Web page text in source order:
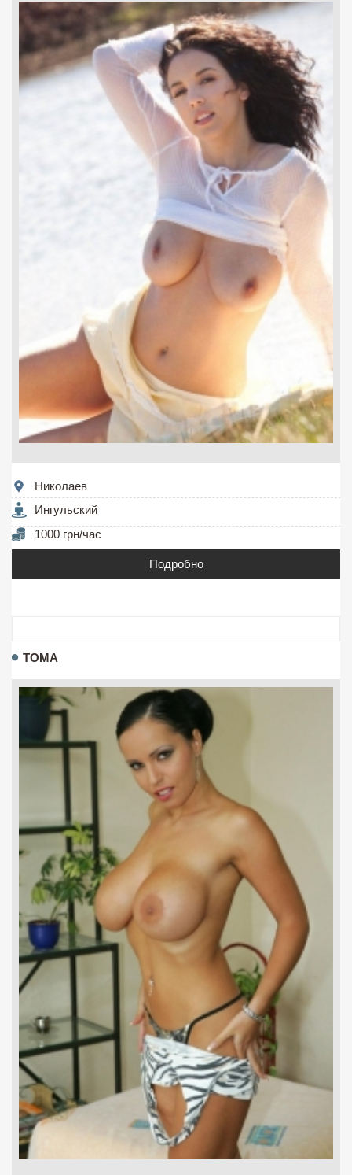
Николаев
Ингульский
1000 грн/час
Подробно
ТОМА